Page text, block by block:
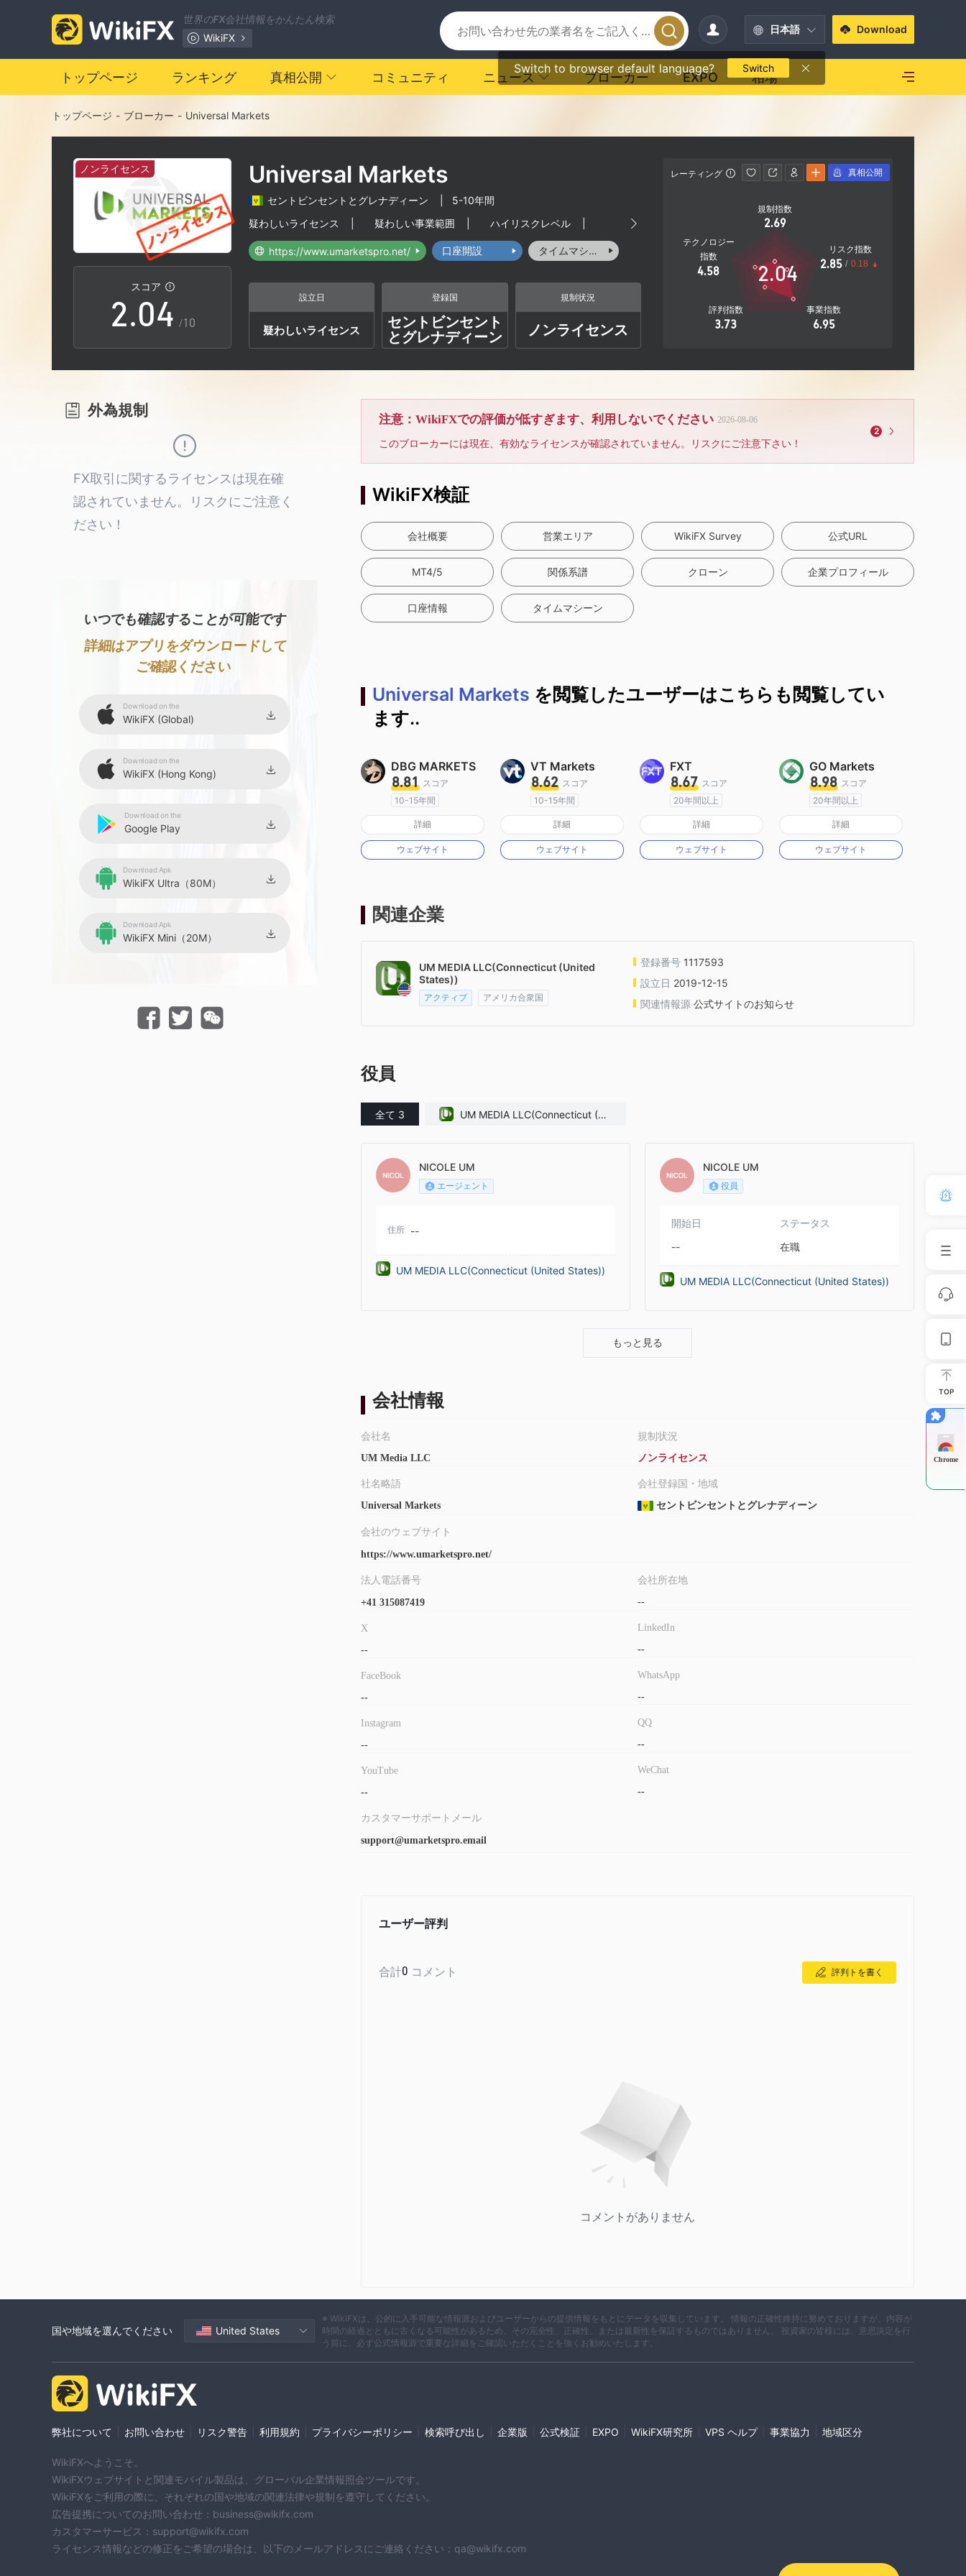
世界のFX会社情報をかんたん検索
WikiFX
日本語
Switch to browser default language? Switch
Download
トップページ ランキング 真相公開 コミュニティ ニュース ブローカー EXPO 相場
トップページ - ブローカー - Universal Markets
ノンライセンス
スコア
1
2
3
4
6
7
9
.0
1
2
4
5
7
8
0
1
2
3
4
5
7
8
9
/10
Universal Markets
セントビンセントとグレナディーン
5-10年間
疑わしいライセンス
疑わしい事業範囲 ハイリスクレベル
https://www.umarketspro.net/ 口座開設 タイムマシーン
設立日
疑わしいライセンス
登録国
セントビンセント
とグレナディーン
規制状況
ノンライセンス
レーティング
規制指数
2.69
テクノロジー
指数
4.58
評判指数
3.73
事業指数
6.95
リスク指数
2.85 / 0.18
2.04
真相公開
外為規制
FX取引に関するライセンスは現在確
認されていません。リスクにご注意く
ださい！
いつでも確認することが可能です
詳細はアプリをダウンロードして
ご確認ください
Download on the
WikiFX (Global)
Download on the
WikiFX (Hong Kong)
Download on the
Google Play
Download Apk
WikiFX Ultra（80M）
Download Apk
WikiFX Mini（20M）
注意：WikiFXでの評価が低すぎます、利用しないでください 2026-08-06
このブローカーには現在、有効なライセンスが確認されていません。リスクにご注意下さい！
2
WikiFX検証
会社概要 営業エリア WikiFX Survey 公式URL
MT4/5 関係系譜 クローン 企業プロフィール
口座情報 タイムマシーン
Universal Markets を閲覧したユーザーはこちらも閲覧してい
ます..
DBG MARKETS
8.81 スコア
10-15年間
オーストラリア規制
マーケットメイキングライセンス（MM）
詳細
ウェブサイト
VT Markets
8.62 スコア
10-15年間
オーストラリア規制
マーケットメイキングライセンス（MM）
詳細
ウェブサイト
FXT
8.67 スコア
20年間以上
オーストラリア規制
マーケットメイキングライセンス（MM）
詳細
ウェブサイト
GO Markets
8.98 スコア
20年間以上
オーストラリア規制
マーケットメイキングライセンス（MM）
cTrader
詳細
ウェブサイト
関連企業
UM MEDIA LLC(Connecticut (United
States))
アクティブ アメリカ合衆国
登録番号 1117593
設立日 2019-12-15
関連情報源 公式サイトのお知らせ
役員
全て 3
UM MEDIA LLC(Connecticut (Un
NICOLE UM
エージェント
住所 --
UM MEDIA LLC(Connecticut (United States))
NICOLE UM
役員
開始日
--
ステータス
在職
UM MEDIA LLC(Connecticut (United States))
もっと見る
会社情報
会社名
UM Media LLC
社名略語
Universal Markets
規制状況
ノンライセンス
会社登録国・地域
セントビンセントとグレナディーン
会社のウェブサイト
https://www.umarketspro.net/
法人電話番号
+41 315087419
X
--
FaceBook
--
Instagram
--
YouTube
--
会社所在地
--
LinkedIn
--
WhatsApp
--
QQ
--
WeChat
--
カスタマーサポートメール
support@umarketspro.email
ユーザー評判
合計0 コメント 評判トを書く
コメントがありません
TOP
Chrome
国や地域を選んでください United States
※ WikiFXは、公的に入手可能な情報源およびユーザーからの提供情報をもとにデータを収集しています。 情報の正確性維持に努めておりますが、内容が
時間の経過とともに古くなる可能性があるため、その完全性、正確性、または最新性を保証するものではありません。 投資家の皆様には、意思決定を行
う前に、必ず公式情報源で重要な詳細をご確認いただくことを強くお勧めいたします。
弊社について お問い合わせ リスク警告 利用規約 プライバシーポリシー 検索呼び出し 企業版 公式検証 EXPO WikiFX研究所 VPS ヘルプ 事業協力 地域区分
WikiFXへようこそ。
WikiFXウェブサイトと関連モバイル製品は、グローバル企業情報照会ツールです。
WikiFXをご利用の際に、それぞれの国や地域の関連法律や規制を遵守してください。
広告提携についてのお問い合わせ：business@wikifx.com
カスタマーサービス：support@wikifx.com
ライセンス情報などの修正をご希望の場合は、以下のメールアドレスにご連絡ください：qa@wikifx.com